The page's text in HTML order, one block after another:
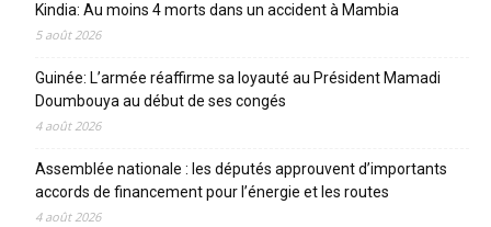
Kindia: Au moins 4 morts dans un accident à Mambia
5 août 2026
Guinée: L’armée réaffirme sa loyauté au Président Mamadi
Doumbouya au début de ses congés
4 août 2026
Assemblée nationale : les députés approuvent d’importants
accords de financement pour l’énergie et les routes
4 août 2026